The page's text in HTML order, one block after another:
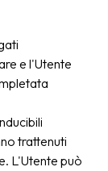
e l'Utente
trattenuti
L'Utente può